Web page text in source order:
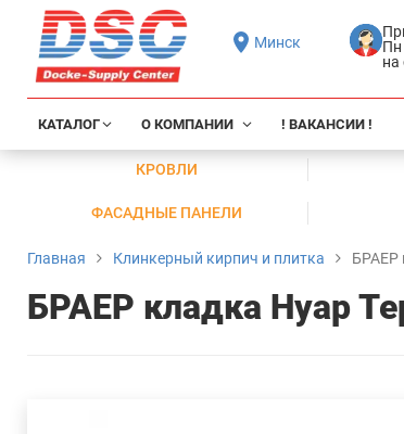
Минск
Пн
на
КАТАЛОГ О КОМПАНИИ ! ВАКАНСИИ !
КРОВЛИ
ФАСАДНЫЕ ПАНЕЛИ
Главная Клинкерный кирпич и плитка БРАЕР
БРАЕР кладка Нуар